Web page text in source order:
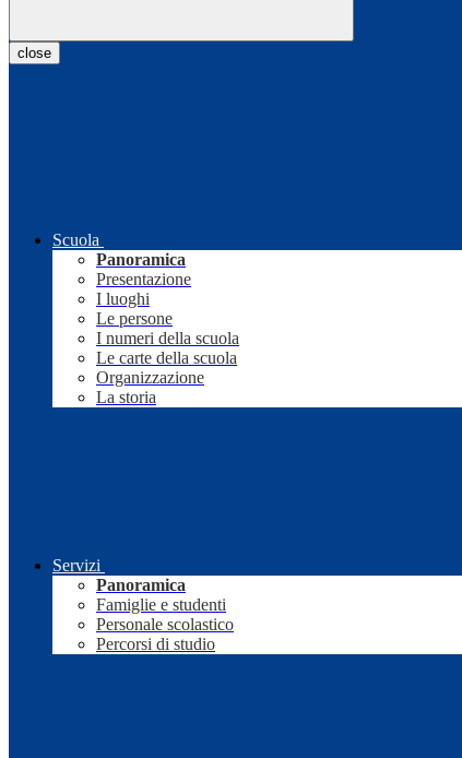
close
Scuola
Panoramica
Presentazione
I luoghi
Le persone
I numeri della scuola
Le carte della scuola
Organizzazione
La storia
Servizi
Panoramica
Famiglie e studenti
Personale scolastico
Percorsi di studio